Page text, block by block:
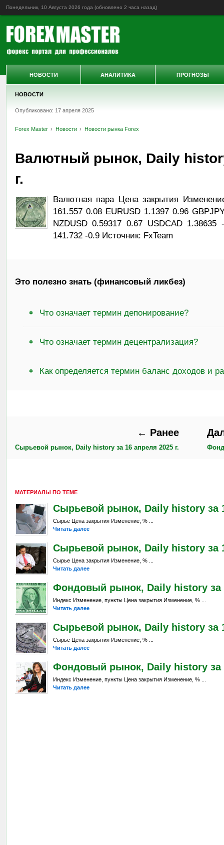
Понедельник, 10 Августа 2026 года (обновлено 2 часа назад)
НОВОСТИ
Опубликовано: 17 апреля 2025
Forex Master Новости Новости рынка Forex
Валютный рынок, Daily
г.
Валютная пара Цена закрытия
161.557 0.08 EURUSD 1.1397 0.96
NZDUSD 0.59317 0.67 USDCAD
141.732 -0.9 Источник: FxTeam
Это полезно знать (финансовый ликбез)
Что означает термин депонирование?
Что означает термин децентрализация?
Как определяется термин баланс доходов и
← Ранее
Сырьевой рынок, Daily history за 16 апреля 2025 г.
МАТЕРИАЛЫ ПО ТЕМЕ
Сырьевой рынок, Daily history за
Сырье Цена закрытия Изменение, % ...
Читать далее
Сырьевой рынок, Daily history за
Сырье Цена закрытия Изменение, % ...
Читать далее
Фондовый рынок, Daily history за
Индекс Изменение, пункты Цена закрытия Изменение, % ...
Читать далее
Сырьевой рынок, Daily history за
Сырье Цена закрытия Изменение, % ...
Читать далее
Фондовый рынок, Daily history за
Индекс Изменение, пункты Цена закрытия Изменение, % ...
Читать далее
НОВОСТИ АНАЛИТИКА ПРОГНОЗЫ